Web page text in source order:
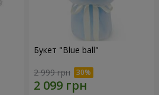
Букет "Blue ball"
2 999 грн